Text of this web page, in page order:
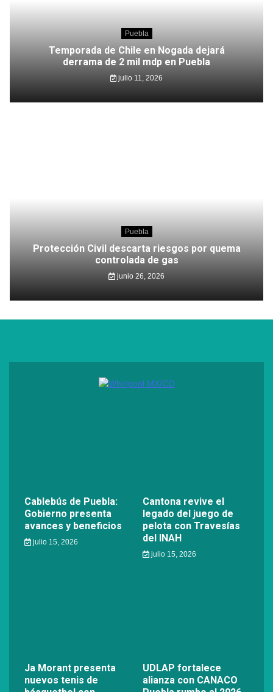
Puebla
Temporada de Chile en Nogada dejará
derrama de 2 mil mdp en Puebla
julio 11, 2026
Puebla
Protección Civil descarta riesgos por quema
controlada de gas
junio 26, 2026
Cablebús de Puebla:
Gobierno presenta
avances y beneficios
julio 15, 2026
Cantona revive el
legado del juego de
pelota con Travesías
del INAH
julio 15, 2026
Ja Morant presenta
nuevos tenis de
UDLAP fortalece
alianza con CANACO